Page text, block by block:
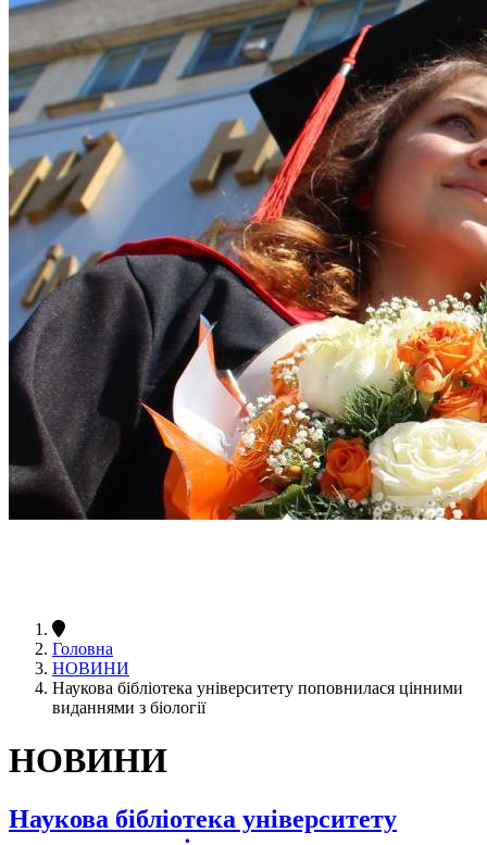
Головна
НОВИНИ
Наукова бібліотека університету поповнилася цінними
виданнями з біології
НОВИНИ
Наукова бібліотека університету